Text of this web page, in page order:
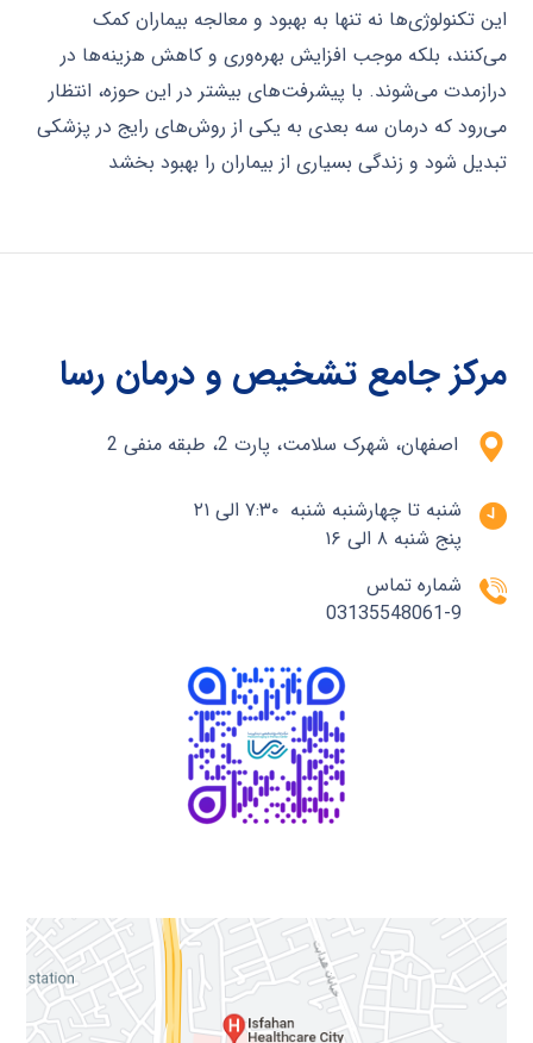
این تکنولوژی‌ها نه تنها به بهبود و معالجه بیماران کمک
می‌کنند، بلکه موجب افزایش بهره‌وری و کاهش هزینه‌ها در
درازمدت می‌شوند. با پیشرفت‌های بیشتر در این حوزه، انتظار
می‌رود که درمان سه بعدی به یکی از روش‌های رایج در پزشکی
تبدیل شود و زندگی بسیاری از بیماران را بهبود بخشد
مرکز جامع تشخیص و درمان رسا
اصفهان، شهرک سلامت، پارت 2، طبقه منفی 2
شنبه تا چهارشنبه شنبه ۷:۳۰ الی ۲۱
پنج شنبه ۸ الی ۱۶
شماره تماس
03135548061-9